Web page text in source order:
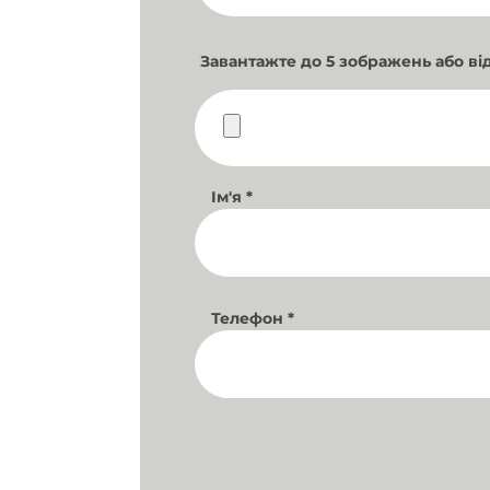
Завантажте до 5 зображень або
Ім'я *
Телефон *